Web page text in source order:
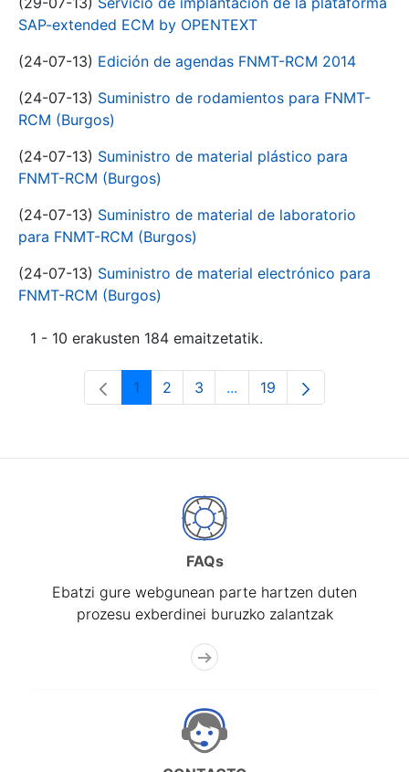
SAP-extended ECM by OPENTEXT
(24-07-13) Edición de agendas FNMT-RCM 2014
(24-07-13) Suministro de rodamientos para FNMT-
RCM (Burgos)
(24-07-13) Suministro de material plástico para
FNMT-RCM (Burgos)
(24-07-13) Suministro de material de laboratorio
para FNMT-RCM (Burgos)
(24-07-13) Suministro de material electrónico para
FNMT-RCM (Burgos)
1 - 10 erakusten 184 emaitzetatik.
Orrialdea
1 Orrialdea
2 Orrialdea
3 ...Intermediate Pages Use
Orrialdea
19
FAQs
Ebatzi gure webgunean parte hartzen duten
prozesu exberdinei buruzko zalantzak